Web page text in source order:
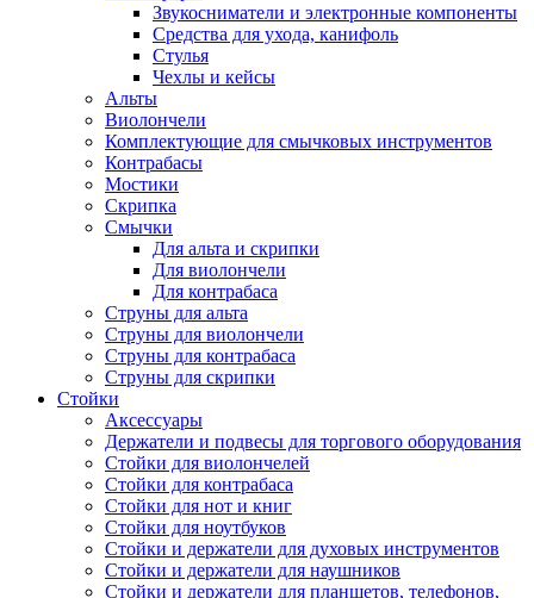
Звукосниматели и электронные компоненты
Средства для ухода, канифоль
Стулья
Чехлы и кейсы
Альты
Виолончели
Комплектующие для смычковых инструментов
Контрабасы
Мостики
Скрипка
Смычки
Для альта и скрипки
Для виолончели
Для контрабаса
Струны для альта
Струны для виолончели
Струны для контрабаса
Струны для скрипки
Стойки
Аксессуары
Держатели и подвесы для торгового оборудования
Стойки для виолончелей
Стойки для контрабаса
Стойки для нот и книг
Стойки для ноутбуков
Стойки и держатели для духовых инструментов
Стойки и держатели для наушников
Стойки и держатели для планшетов, телефонов,